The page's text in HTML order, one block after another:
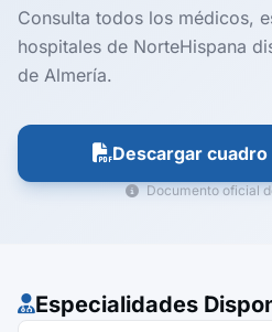
Consulta todos los médicos,
hospitales de NorteHispana
de Almería.
Descargar cuadro
Documento oficial
Especialidades